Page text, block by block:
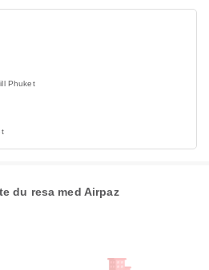
Phuket
du resa med Airpaz